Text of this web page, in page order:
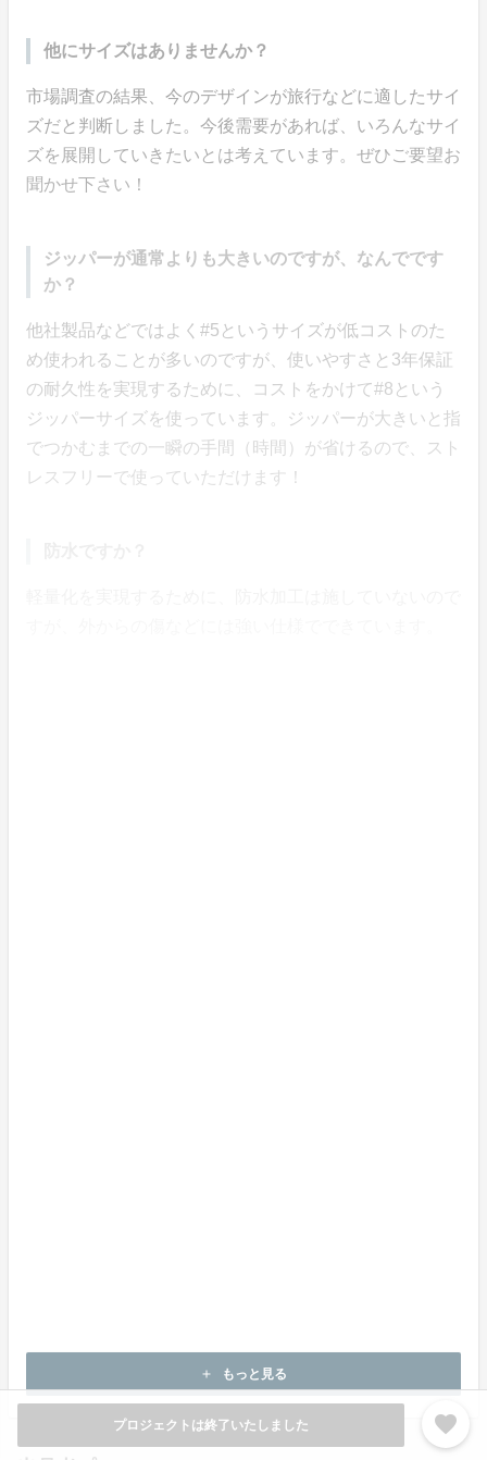
プロジェクトは終了いたしました favorite
他にサイズはありませんか？
市場調査の結果、今のデザインが旅行などに適したサイ
ズだと判断しました。今後需要があれば、いろんなサイ
ズを展開していきたいとは考えています。ぜひご要望お
聞かせ下さい！
ジッパーが通常よりも大きいのですが、なんでです
か？
他社製品などではよく#5というサイズが低コストのた
め使われることが多いのですが、使いやすさと3年保証
の耐久性を実現するために、コストをかけて#8という
ジッパーサイズを使っています。ジッパーが大きいと指
でつかむまでの一瞬の手間（時間）が省けるので、スト
レスフリーで使っていただけます！
今後の製品にもご期待ください！
add もっと見る